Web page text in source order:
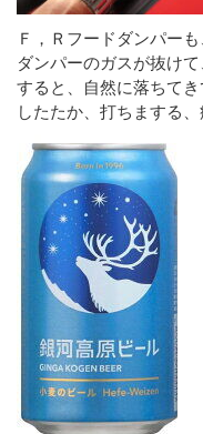
Ｆ，Ｒフードダンパー
ダンパーのガスが抜け
すると、自然に落ちて
したたか、打ちまする、